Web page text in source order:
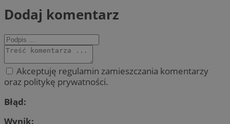
Dodaj komentarz
Akceptuję regulamin zamieszczania komentarzy
oraz politykę prywatności.
Błąd:
Wynik: